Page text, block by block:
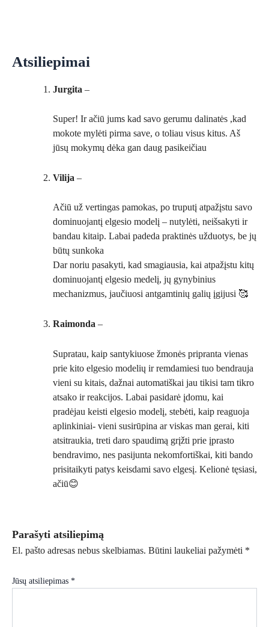
Atsiliepimai
Jurgita –
Super! Ir ačiū jums kad savo gerumu dalinatės ,kad
mokote mylėti pirma save, o toliau visus kitus. Aš
jūsų mokymų dėka gan daug pasikeičiau
Vilija –
Ačiū už vertingas pamokas, po truputį atpažįstu savo
dominuojantį elgesio modelį – nutylėti, neišsakyti ir
bandau kitaip. Labai padeda praktinės užduotys, be jų
būtų sunkoka
Dar noriu pasakyti, kad smagiausia, kai atpažįstu kitų
dominuojantį elgesio medelį, jų gynybinius
mechanizmus, jaučiuosi antgamtinių galių įgijusi 🥰
Raimonda –
Supratau, kaip santykiuose žmonės pripranta vienas
prie kito elgesio modelių ir remdamiesi tuo bendrauja
vieni su kitais, dažnai automatiškai jau tikisi tam tikro
atsako ir reakcijos. Labai pasidarė įdomu, kai
pradėjau keisti elgesio modelį, stebėti, kaip reaguoja
aplinkiniai- vieni susirūpina ar viskas man gerai, kiti
atsitraukia, treti daro spaudimą grįžti prie įprasto
bendravimo, nes pasijunta nekomfortiškai, kiti bando
prisitaikyti patys keisdami savo elgesį. Kelionė tęsiasi,
ačiū😊
Parašyti atsiliepimą
El. pašto adresas nebus skelbiamas. Būtini laukeliai pažymėti *
Jūsų atsiliepimas *